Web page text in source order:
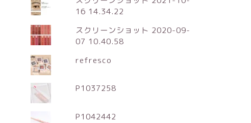
16 14.34.22
スクリーンショット 2020-09-
07 10.40.58
refresco
P1037258
P1042442